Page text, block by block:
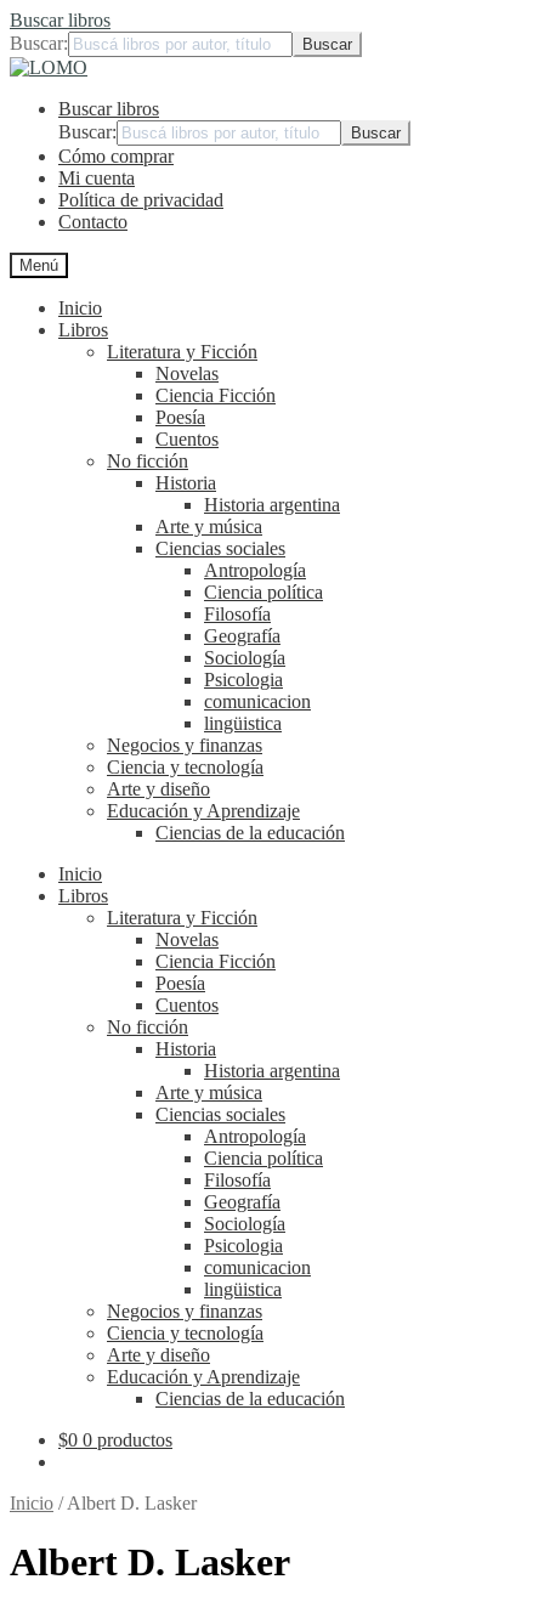
Buscar libros
Buscar:
Ir
navegación
Ir
contenidoBuscar libros
Buscar:
Cómo comprar
Mi cuenta
Política de privacidad
Contacto
Menú
Inicio
Libros
Literatura y Ficción
Novelas
Ciencia Ficción
Poesía
Cuentos
No ficción
Historia
Historia argentina
Arte y música
Ciencias sociales
Antropología
Ciencia política
Filosofía
Geografía
Sociología
Psicologia
comunicacion
lingüistica
Negocios y finanzas
Ciencia y tecnología
Arte y diseño
Educación y Aprendizaje
Ciencias de la educación
Inicio
Libros
Literatura y Ficción
Novelas
Ciencia Ficción
Poesía
Cuentos
No ficción
Historia
Historia argentina
Arte y música
Ciencias sociales
Antropología
Ciencia política
Filosofía
Geografía
Sociología
Psicologia
comunicacion
lingüistica
Negocios y finanzas
Ciencia y tecnología
Arte y diseño
Educación y Aprendizaje
Ciencias de la educación
$0 0 productos
Inicio /Albert D. Lasker
Albert D. Lasker